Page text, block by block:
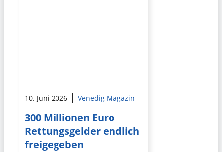
10. Juni 2026 Venedig Magazin
300 Millionen Euro
Rettungsgelder endlich
freigegeben